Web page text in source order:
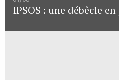
IPSOS : une débêcle